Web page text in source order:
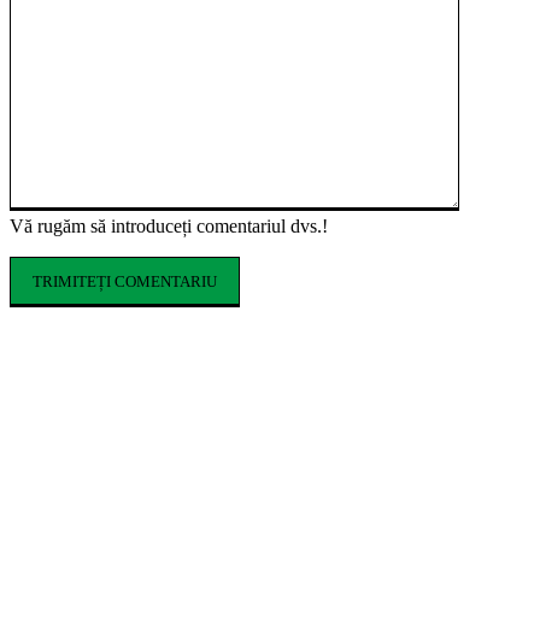
Vă rugăm să introduceți comentariul dvs.!